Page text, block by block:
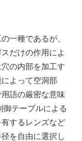
一種であるが、
だけの作用によ
の内部を加工す
よって空洞部
語の厳密な意味
テーブルによる
するレンズなど
を自由に選択し